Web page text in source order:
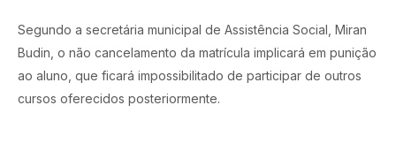
Segundo a secretária municipal de Assistência Social, Miran
Budin, o não cancelamento da matrícula implicará em punição
ao aluno, que ficará impossibilitado de participar de outros
cursos oferecidos posteriormente.